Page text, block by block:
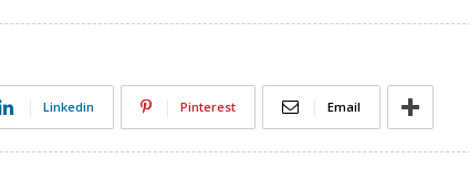
Linkedin Pinterest Email